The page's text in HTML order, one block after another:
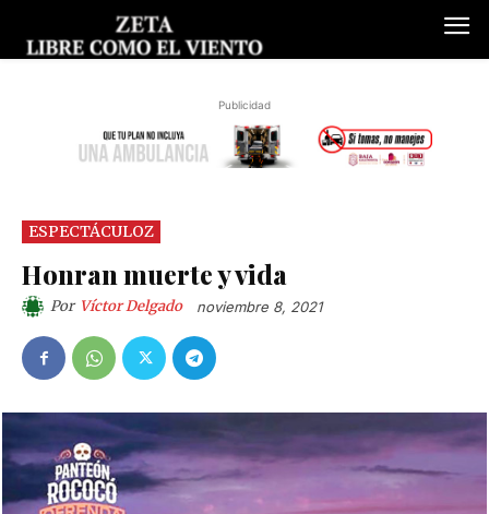
Publicidad
ESPECTÁCULOZ
Honran muerte y vida
Por Víctor Delgado noviembre 8, 2021